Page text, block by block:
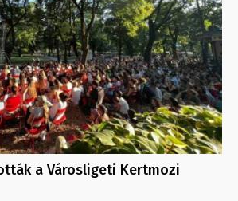
a Városligeti Kertmozi